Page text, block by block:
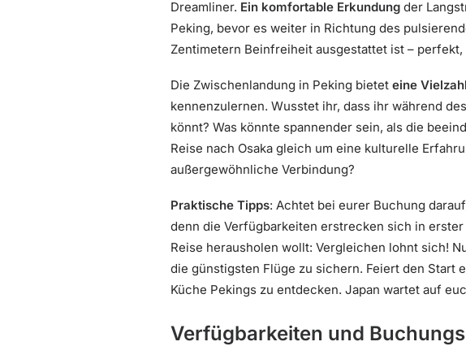
Dreamliner. Ein komfortable Erkundung der
Peking, bevor es weiter in Richtung des
Zentimetern Beinfreiheit ausgestattet ist –
Die Zwischenlandung in Peking bietet eine
kennenzulernen. Wusstet ihr, dass ihr während
könnt? Was könnte spannender sein, als die
Reise nach Osaka gleich um eine kulturelle
außergewöhnliche Verbindung?
Praktische Tipps: Achtet bei eurer Buchung
denn die Verfügbarkeiten erstrecken sich in
Reise herausholen wollt: Vergleichen lohnt sich!
die günstigsten Flüge zu sichern. Feiert den Start
Küche Pekings zu entdecken. Japan wartet auf
Verfügbarkeiten und